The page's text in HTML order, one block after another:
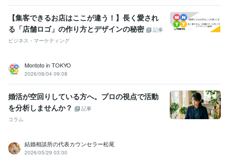
【集客できるお店はここが違う！】長く愛され
る「店舗ロゴ」の作り方とデザインの秘密
記事
ビジネス・マーケティング
Montoto in TOKYO
2026/08/04 09:08
婚活が空回りしている方へ。プロの視点で活動
を分析しませんか？
記事
コラム
結婚相談所の代表カウンセラー松尾
2026/05/29 03:00